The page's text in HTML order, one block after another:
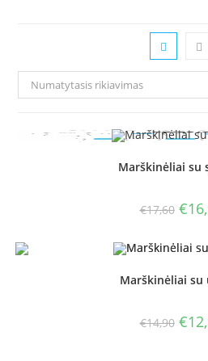
Numatytasis rikiavimas
Marškinėliai su
€17,60 price
€17,60.
€
Marškinėliai su
€14,90 price
€